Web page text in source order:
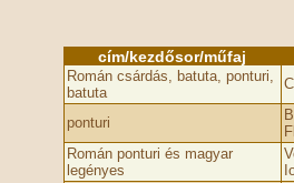
cím/kezdősor/műfaj
Román csárdás, batuta, ponturi,
batuta
ponturi
Román ponturi és magyar
legényes